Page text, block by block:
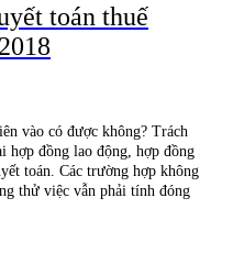
toán thuế
vào có được không? Trách
hợp đồng lao động, hợp đồng
toán. Các trường hợp không
thử việc vẫn phải tính đóng